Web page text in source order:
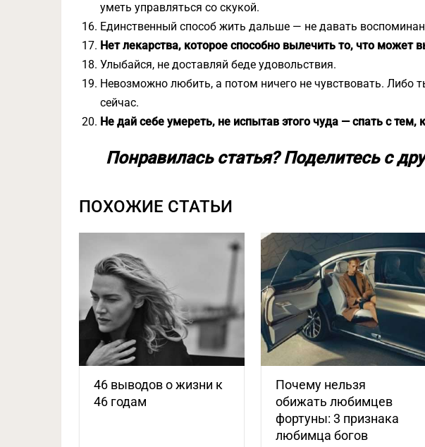
уметь управляться со скукой.
Единственный способ жить дальше — не давать
Нет лекарства, которое способно вылечить то, что может
Улыбайся, не доставляй беде удовольствия.
Невозможно любить, а потом ничего не чувствовать. Либо
сейчас.
Не дай себе умереть, не испытав этого чуда — спать с тем,
Понравилась статья? Поделитесь с
ПОХОЖИЕ СТАТЬИ
46 выводов о жизни к
46 годам
Почему нельзя
обижать любимцев
фортуны: 3 признака
любимца богов